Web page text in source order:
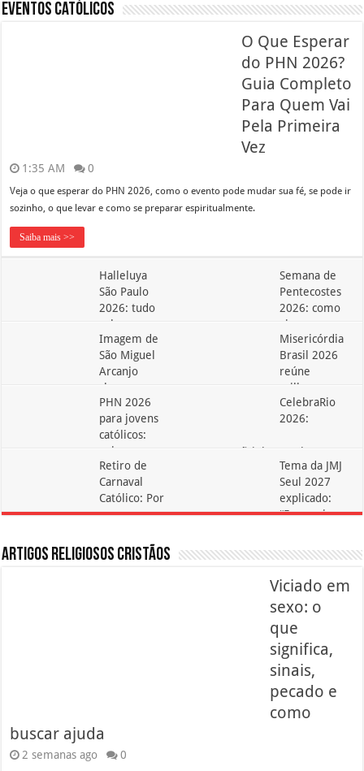
Eventos Católicos
O Que Esperar
do PHN 2026?
Guia Completo
Para Quem Vai
Pela Primeira
Vez
1:35 AM 0
Veja o que esperar do PHN 2026, como o evento pode mudar sua fé, se pode ir
sozinho, o que levar e como se preparar espiritualmente.
Saiba mais >>
Halleluya
São Paulo
2026: tudo
sobre o
Semana de
Pentecostes
2026: como
viver essa
Imagem de
São Miguel
Arcanjo
chega a
Misericórdia
Brasil 2026
reúne
milhares em
PHN 2026
para jovens
católicos:
guia
CelebraRio
2026:
Maracanãzinho recebe
Retiro de
Carnaval
Católico: Por
que a
10:54 PM 0
Tema da JMJ
Seul 2027
explicado:
“Eu venci o
1:01 AM 0
Artigos Religiosos Cristãos
Viciado em
sexo: o
que
significa,
sinais,
pecado e
como
buscar ajuda
2 semanas ago 0